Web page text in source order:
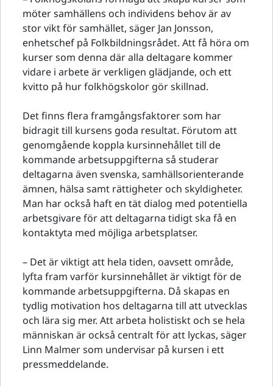
möter samhällens och individens behov är av
stor vikt för samhället, säger Jan Jonsson,
enhetschef på Folkbildningsrådet. Att få höra om
kurser som denna där alla deltagare kommer
vidare i arbete är verkligen glädjande, och ett
kvitto på hur folkhögskolor gör skillnad.
Det finns flera framgångsfaktorer som har
bidragit till kursens goda resultat. Förutom att
genomgående koppla kursinnehållet till de
kommande arbetsuppgifterna så studerar
deltagarna även svenska, samhällsorienterande
ämnen, hälsa samt rättigheter och skyldigheter.
Man har också haft en tät dialog med potentiella
arbetsgivare för att deltagarna tidigt ska få en
kontaktyta med möjliga arbetsplatser.
– Det är viktigt att hela tiden, oavsett område,
lyfta fram varför kursinnehållet är viktigt för de
kommande arbetsuppgifterna. Då skapas en
tydlig motivation hos deltagarna till att utvecklas
och lära sig mer. Att arbeta holistiskt och se hela
människan är också centralt för att lyckas, säger
Linn Malmer som undervisar på kursen i ett
pressmeddelande.